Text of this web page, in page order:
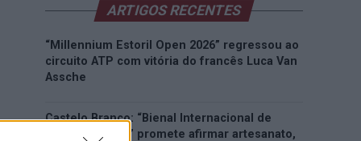
ARTIGOS RECENTES
“Millennium Estoril Open 2026” regressou ao
circuito ATP com vitória do francês Luca Van
Assche
Castelo Branco: “Bienal Internacional de
Artes e Ofícios” promete afirmar artesanato,